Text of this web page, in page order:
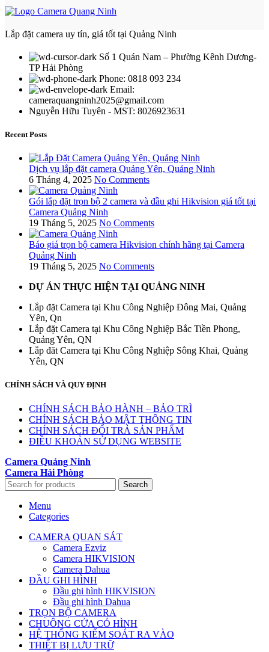
Lắp đặt camera uy tín, giá tốt tại Quảng Ninh
Số 1 Quán Nam – Phường Kênh Dương-
TP Hải Phòng
Phone: 0818 093 234
Email:
cameraquangninh2025@gmail.com
Nguyễn Hữu Tuyên - MST: 8026923631
Recent Posts
Dịch vụ lắp đặt camera Quảng Yên, Quảng Ninh
6 Tháng 4, 2025 No Comments
Gói lắp đặt trọn bộ 2 camera và đầu ghi Hikvision giá tốt tại
Camera Quảng Ninh
19 Tháng 5, 2025 No Comments
Báo giá trọn bộ camera Hikvision chính hãng tại Camera
Quảng Ninh
19 Tháng 5, 2025 No Comments
DỰ ÁN THỰC HIỆN TẠI QUẢNG NINH
Lắp đặt Camera tại Khu Công Nghiệp Đông Mai, Quảng
Yên, Qn
Lắp đặt Camera tại Khu Công Nghiệp Bắc Tiền Phong,
Quảng Yên, QN
Lắp đăt Camera tại Khu Công Nghiệp Sông Khai, Quảng
Yên, QN
CHÍNH SÁCH VÀ QUY ĐỊNH
CHÍNH SÁCH BẢO HÀNH – BẢO TRÌ
CHÍNH SÁCH BẢO MẬT THÔNG TIN
CHÍNH SÁCH ĐỔI TRẢ SẢN PHẨM
ĐIỀU KHOẢN SỬ DỤNG WEBSITE
Camera Quảng Ninh
Camera Hải Phòng
Search
Menu
Categories
CAMERA QUAN SÁT
Camera Ezviz
Camera HIKVISION
Camera Dahua
ĐẦU GHI HÌNH
Đầu ghi hình HIKVISION
Đầu ghi hình Dahua
TRỌN BỘ CAMERA
CHUÔNG CỬA CÓ HÌNH
HỆ THỐNG KIỂM SOÁT RA VÀO
THIẾT BỊ LƯU TRỮ